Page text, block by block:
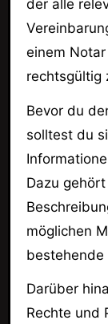
der alle
einem
rechtsgültig
Bevor du
solltest du
Dazu
möglichen
bestehende
Darüber
Rechte und